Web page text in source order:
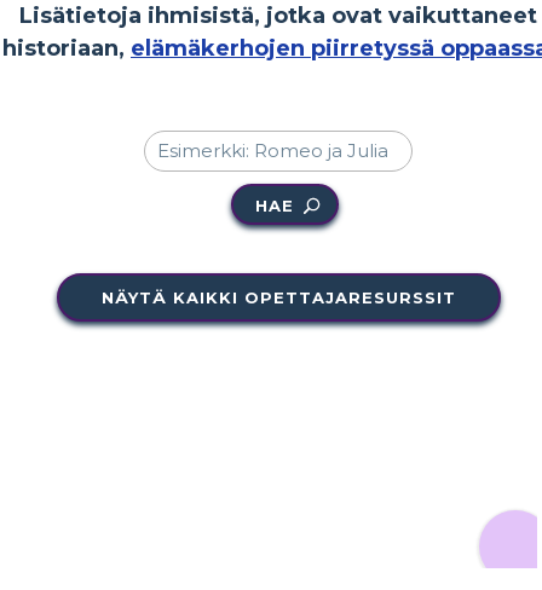
Lisätietoja ihmisistä, jotka ovat vaikuttaneet
historiaan, elämäkerhojen piirretyssä
HAE
NÄYTÄ KAIKKI OPETTAJARESURSSIT